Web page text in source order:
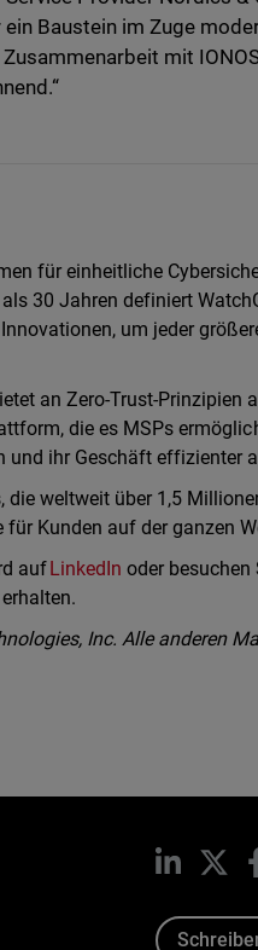
Baustein im Zuge
mit
für einheitliche
30 Jahren definiert
um jeder
an Zero-Trust-Prinzipien
die es MSPs
und ihr Geschäft effizienter
weltweit über 1,5
Kunden auf der ganzen
aufLinkedIn oder besuchen
Inc. Alle anderen
LinkedIn